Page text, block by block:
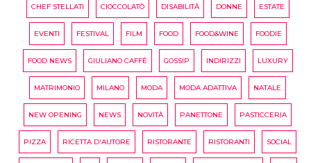
CHEF STELLATI CIOCCOLATÒ DISABILITÀ DONNE ESTATE
EVENTI FESTIVAL FILM FOOD FOOD&WINE FOODIE
FOOD NEWS GIULIANO CAFFÈ GOSSIP INDIRIZZI LUXURY
MATRIMONIO MILANO MODA MODA ADATTIVA NATALE
NEW OPENING NEWS NOVITÀ PANETTONE PASTICCERIA
PIZZA RICETTA D'AUTORE RISTORANTE RISTORANTI SOCIAL